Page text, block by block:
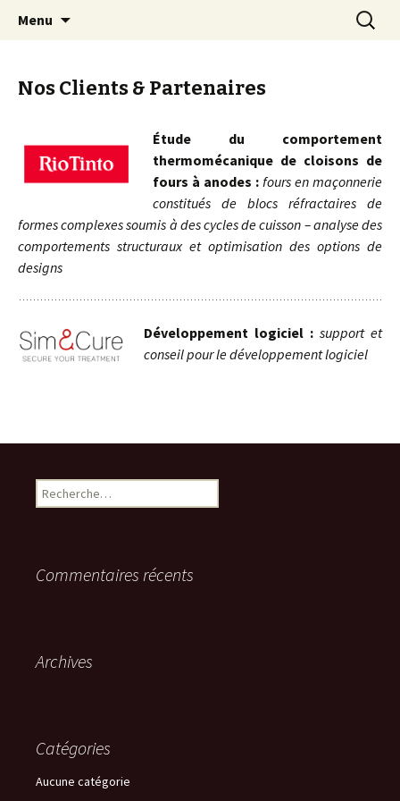
MiMeTICS
Engineering Solutions Provider
Menu
Nos Clients & Partenaires
Étude du comportement
thermomécanique de cloisons de
fours à anodes : fours en maçonnerie
constitués de blocs réfractaires de
formes complexes soumis à des cycles de cuisson – analyse des
comportements structuraux et optimisation des options de
designs
Développement logiciel : support et
conseil pour le développement logiciel
R
e
r
r
Commentaires récents
Archives
Catégories
Aucune catégorie